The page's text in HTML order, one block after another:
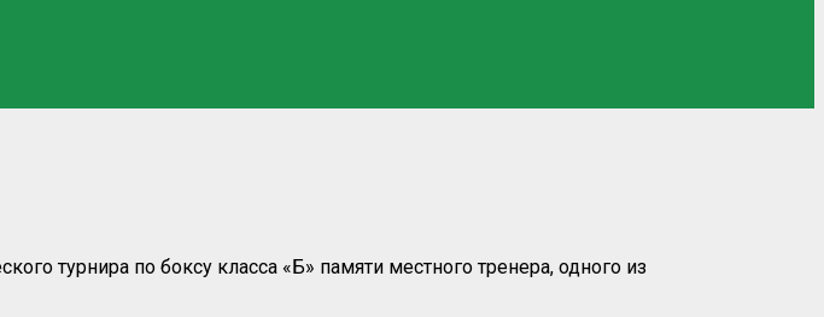
турнира по боксу класса «Б» памяти местного тренера, одного из